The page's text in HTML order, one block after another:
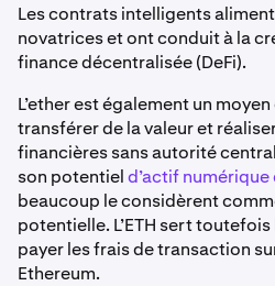
Les contrats intelligents
novatrices et ont conduit à la
finance décentralisée (DeFi).
L’ether est également un
transférer de la valeur et
financières sans autorité
son potentield’actif
beaucoup le considèrent
potentielle. L’ETH sert
payer les frais de transaction
Ethereum.